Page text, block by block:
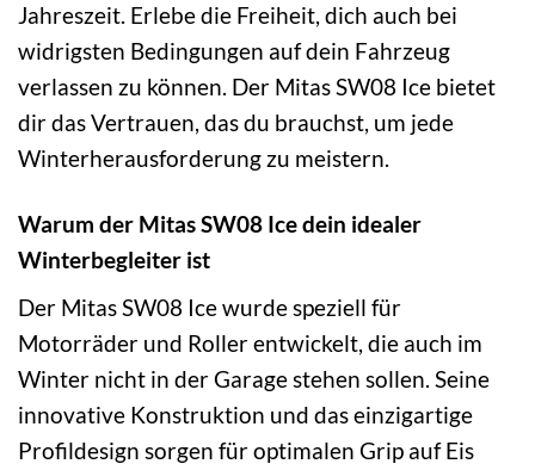
Jahreszeit. Erlebe die Freiheit, dich auch bei
widrigsten Bedingungen auf dein Fahrzeug
verlassen zu können. Der Mitas SW08 Ice bietet
dir das Vertrauen, das du brauchst, um jede
Winterherausforderung zu meistern.
Warum der Mitas SW08 Ice dein idealer
Winterbegleiter ist
Der Mitas SW08 Ice wurde speziell für
Motorräder und Roller entwickelt, die auch im
Winter nicht in der Garage stehen sollen. Seine
innovative Konstruktion und das einzigartige
Profildesign sorgen für optimalen Grip auf Eis